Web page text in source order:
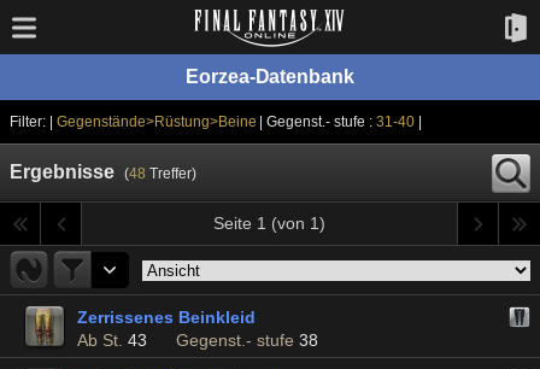
Eorzea-Datenbank
Filter: | Gegenstände>Rüstung>Beine | Gegenst.- stufe :31-40
Ergebnisse (48 Treffer)
Seite 1 (von 1)
Zerrissenes Beinkleid
Ab St. 43 Gegenst.- stufe 38